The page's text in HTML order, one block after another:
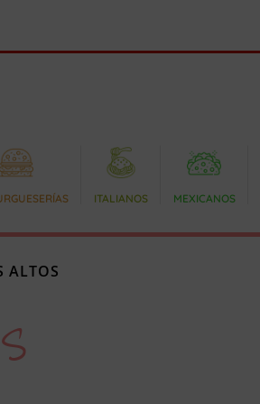
ITALIANOS MEXICANOS
ALTOS